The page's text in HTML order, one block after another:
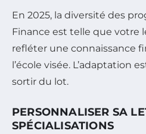
En 2025, la diversité des
Finance est telle que votre
refléter une connaissance
l’école visée. L’adaptation
sortir du lot.
PERSONNALISER SA
SPÉCIALISATIONS